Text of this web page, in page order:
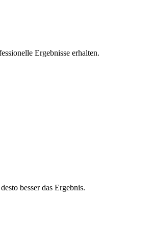
Ergebnisse erhalten.
besser das Ergebnis.